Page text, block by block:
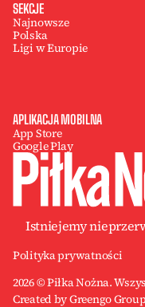
SEKCJE
Najnowsze
Polska
Ligi w Europie
APLIKACJA MOBILNA
App Store
Google Play
Istniejemy
Polityka prywatności
2026 © Piłka Nożna.
Created by Greengo Group